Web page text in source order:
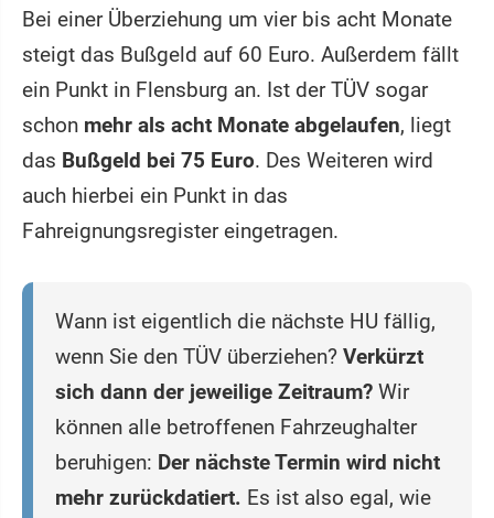
Bei einer Überziehung um vier bis acht Monate
steigt das Bußgeld auf 60 Euro. Außerdem fällt
ein Punkt in Flensburg an. Ist der TÜV sogar
schon mehr als acht Monate abgelaufen, liegt
das Bußgeld bei 75 Euro. Des Weiteren wird
auch hierbei ein Punkt in das
Fahreignungsregister eingetragen.
Wann ist eigentlich die nächste HU fällig,
wenn Sie den TÜV überziehen? Verkürzt
sich dann der jeweilige Zeitraum? Wir
können alle betroffenen Fahrzeughalter
beruhigen: Der nächste Termin wird nicht
mehr zurückdatiert. Es ist also egal, wie